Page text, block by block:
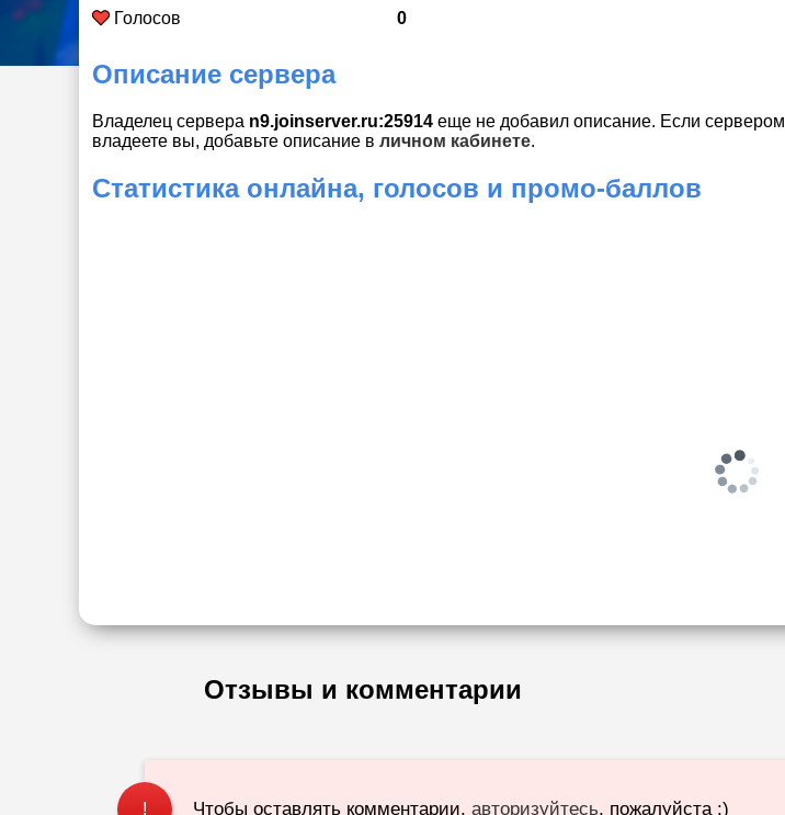
Голосов
0
Описание сервера
Владелец сервера n9.joinserver.ru:25914 еще не добавил описание. Если сервером
владеете вы, добавьте описание в личном кабинете.
Статистика онлайна, голосов и промо-баллов
Отзывы и комментарии
! Чтобы оставлять комментарии,авторизуйтесь, пожалуйста :)